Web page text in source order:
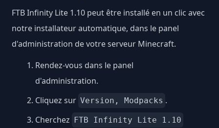
FTB Infinity Lite 1.10 peut être installé en un clic avec
notre installateur automatique, dans le panel
d'administration de votre serveur Minecraft.
Rendez-vous dans le panel
d'administration.
Cliquez sur Version, Modpacks .
Cherchez
FTB Infinity Lite 1.10